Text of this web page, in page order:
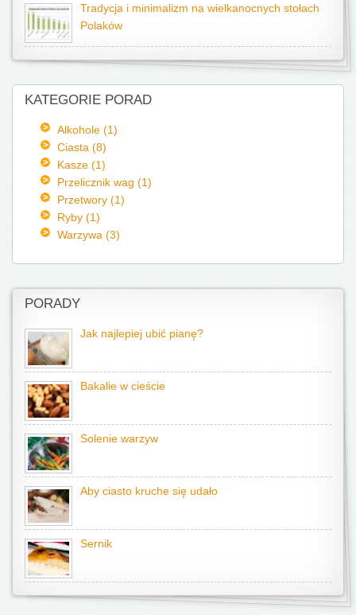
Tradycja i minimalizm na wielkanocnych stołach
Polaków
KATEGORIE PORAD
Alkohole (1)
Ciasta (8)
Kasze (1)
Przelicznik wag (1)
Przetwory (1)
Ryby (1)
Warzywa (3)
PORADY
Jak najlepiej ubić pianę?
Bakalie w cieście
Solenie warzyw
Aby ciasto kruche się udało
Sernik